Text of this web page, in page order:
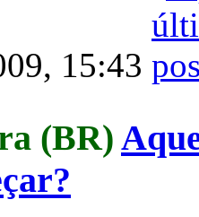
15:43
(BR)